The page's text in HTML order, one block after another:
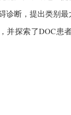
诊断，提出类别
并探索了DOC患